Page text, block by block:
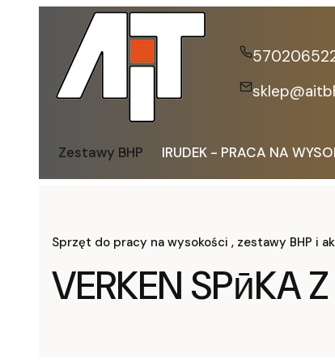
Zestawy BHP IRUDEK - PRACA NA
Sprzęt do pracy na wysokości , zestawy BHP i
VERKEN SPӣKA